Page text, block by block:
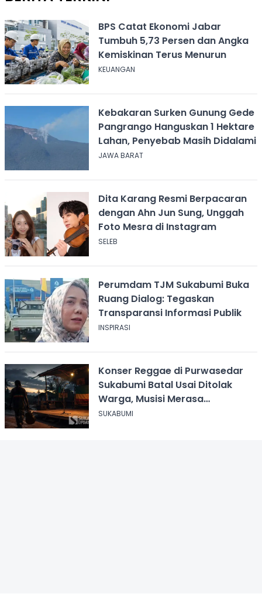
BPS Catat Ekonomi Jabar
Tumbuh 5,73 Persen dan Angka
Kemiskinan Terus Menurun
KEUANGAN
Kebakaran Surken Gunung Gede
Pangrango Hanguskan 1 Hektare
Lahan, Penyebab Masih Didalami
JAWA BARAT
Dita Karang Resmi Berpacaran
dengan Ahn Jun Sung, Unggah
Foto Mesra di Instagram
SELEB
Perumdam TJM Sukabumi Buka
Ruang Dialog: Tegaskan
Transparansi Informasi Publik
INSPIRASI
Konser Reggae di Purwasedar
Sukabumi Batal Usai Ditolak
Warga, Musisi Merasa
Didiskreditkan
SUKABUMI